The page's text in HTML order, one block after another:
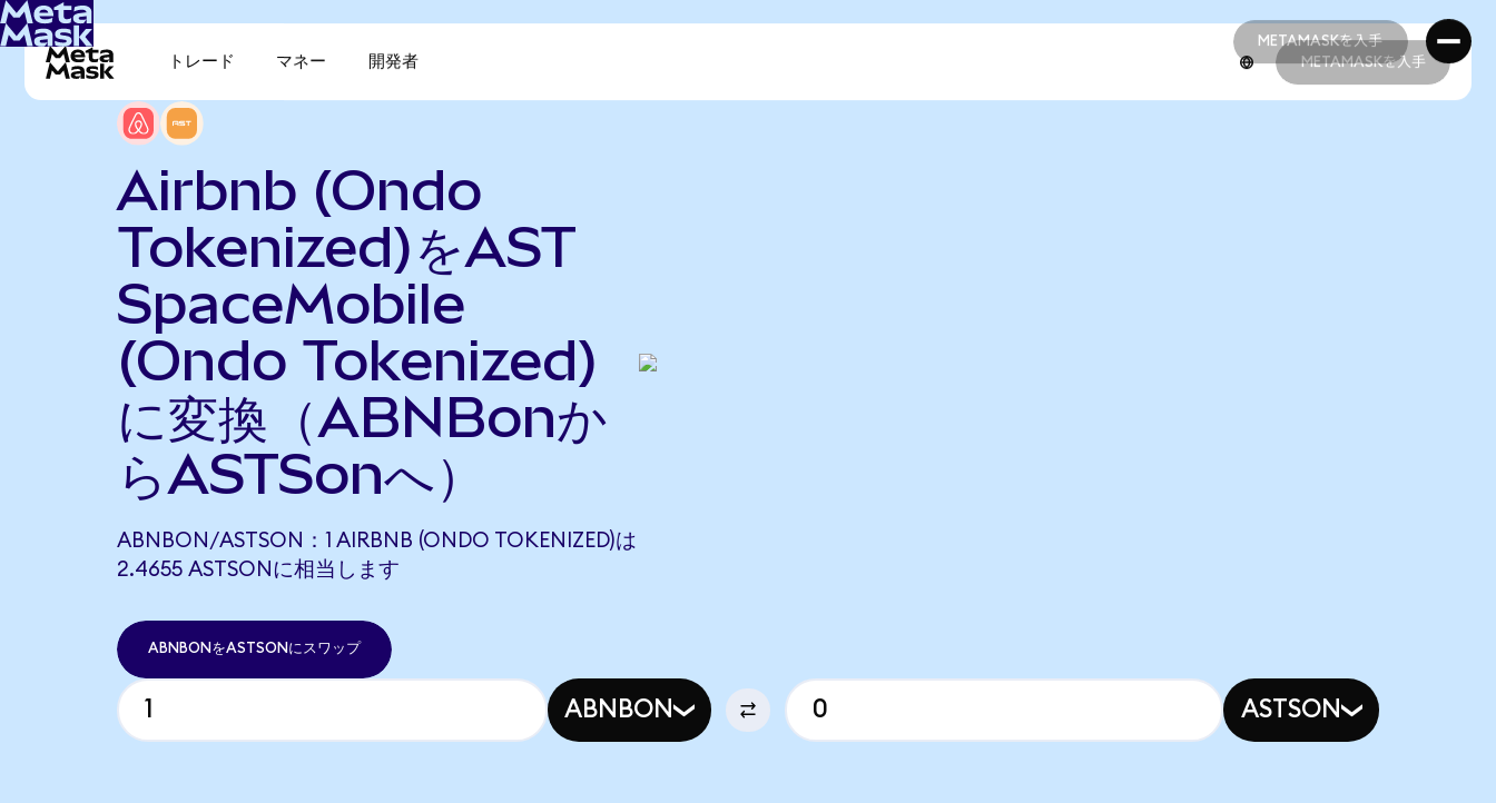
METAMASKを入手
METAMASKを入手
トレード マネー 開発者 METAMASKを入手
Airbnb (Ondo
Tokenized)をAST
SpaceMobile
(Ondo Tokenized)
に変換（ABNBonか
らASTSonへ）
ABNBON/ASTSON：1 AIRBNB (ONDO TOKENIZED)は
2.4655 ASTSONに相当します
ABNBONをASTSONにスワップ
ABNBON ASTSON